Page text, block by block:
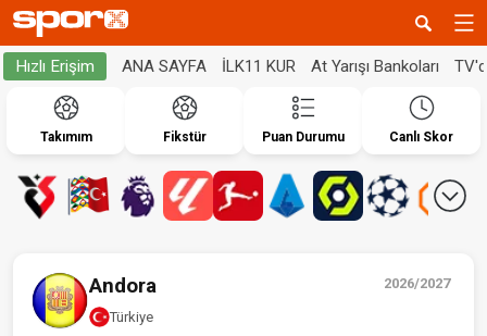
Hızlı Erişim ANA SAYFA İLK11 KUR At Yarışı Bankoları
Takımım Fikstür Puan Durumu Canlı Skor
2026/2027
Andora
Türkiye